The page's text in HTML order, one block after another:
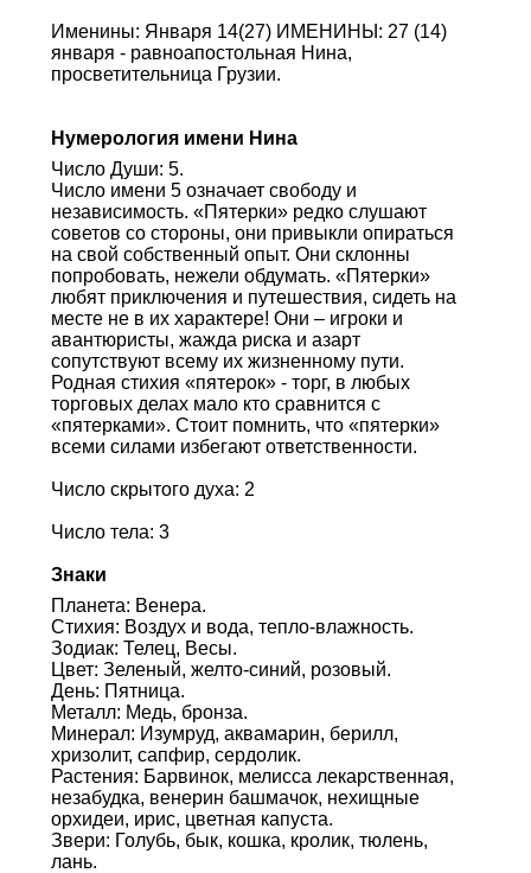
Именины: Января 14(27) ИМЕНИНЫ: 27 (14)
января - равноапостольная Нина,
просветительница Грузии.
Нумерология имени Нина
Число Души: 5.
Число имени 5 означает свободу и
независимость. «Пятерки» редко слушают
советов со стороны, они привыкли опираться
на свой собственный опыт. Они склонны
попробовать, нежели обдумать. «Пятерки»
любят приключения и путешествия, сидеть на
месте не в их характере! Они – игроки и
авантюристы, жажда риска и азарт
сопутствуют всему их жизненному пути.
Родная стихия «пятерок» - торг, в любых
торговых делах мало кто сравнится с
«пятерками». Стоит помнить, что «пятерки»
всеми силами избегают ответственности.
Число скрытого духа: 2
Число тела: 3
Знаки
Планета: Венера.
Стихия: Воздух и вода, тепло-влажность.
Зодиак: Телец, Весы.
Цвет: Зеленый, желто-синий, розовый.
День: Пятница.
Металл: Медь, бронза.
Минерал: Изумруд, аквамарин, берилл,
хризолит, сапфир, сердолик.
Растения: Барвинок, мелисса лекарственная,
незабудка, венерин башмачок, нехищные
орхидеи, ирис, цветная капуста.
Звери: Голубь, бык, кошка, кролик, тюлень,
лань.